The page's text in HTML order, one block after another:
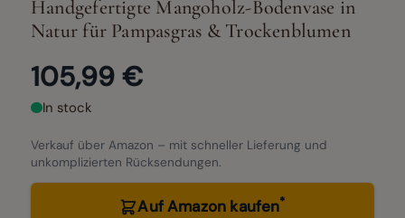
Handgefertigte Mangoholz-Bodenvase in
Natur für Pampasgras & Trockenblumen
105,99 €
In stock
Verkauf über Amazon – mit schneller Lieferung und
unkomplizierten Rücksendungen.
Auf Amazon kaufen*